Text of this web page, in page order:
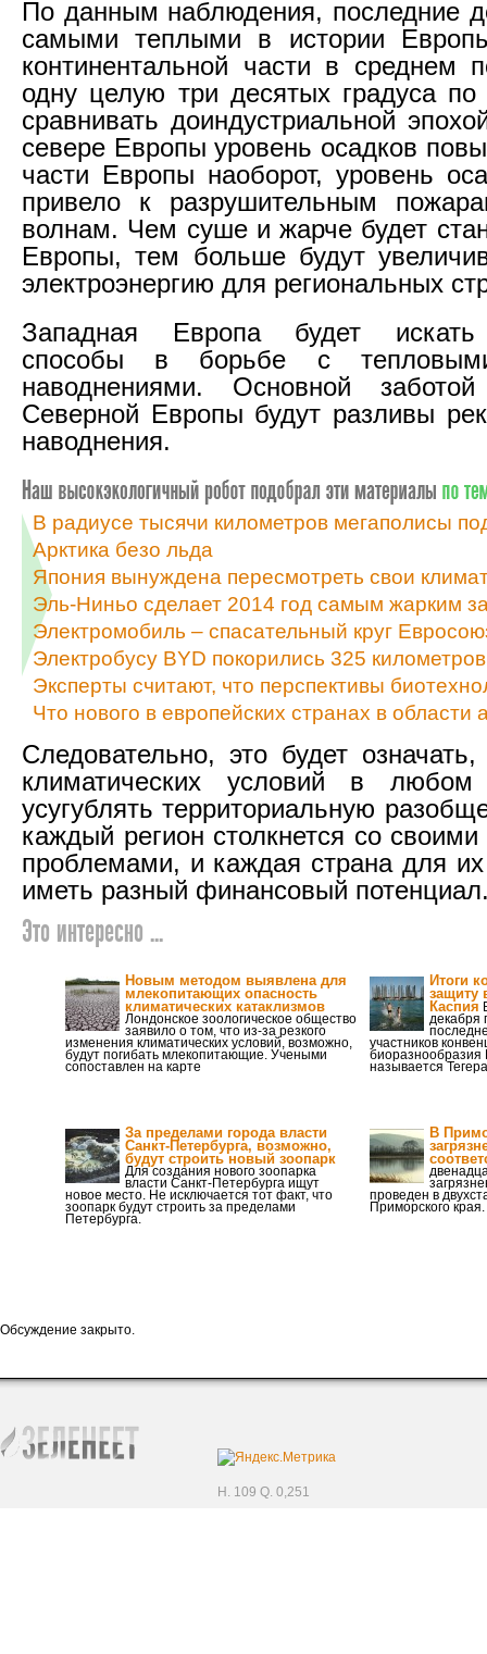
По данным наблюдения, последние
самыми теплыми в истории
континентальной части в среднем
одну целую три десятых градуса
сравнивать доиндустриальной
севере Европы уровень осадков
части Европы наоборот, уровень
привело к разрушительным
волнам. Чем суше и жарче будет
Европы, тем больше будут
электроэнергию для региональных
Западная Европа будет искать
способы в борьбе с
наводнениями. Основной
Северной Европы будут разливы
наводнения.
В радиусе тысячи километров мегаполисы
Арктика безо льда
Япония вынуждена пересмотреть свои
Эль-Ниньо сделает 2014 год самым жарким
Электромобиль – спасательный круг
Электробусу BYD покорились 325
Эксперты считают, что перспективы
Что нового в европейских странах в области
Следовательно, это будет
климатических условий в любом
усугублять территориальную
каждый регион столкнется со
проблемами, и каждая страна для
иметь разный финансовый
Это интересно ...
Новым методом выявлена для
млекопитающих опасность
климатических катаклизмов
Лондонское зоологическое общество
заявило о том, что из-за резкого
изменения климатических условий, возможно,
будут погибать млекопитающие. Учеными
сопоставлен на карте
Итоги
защиту
Каспия
декабря
участников
биоразнообразия
называется
За пределами города власти
Санкт-Петербурга, возможно,
будут строить новый зоопарк
Для создания нового зоопарка
власти Санкт-Петербурга ищут
новое место. Не исключается тот факт, что
зоопарк будут строить за пределами
Петербурга.
В
проведен в
Приморского
Обсуждение закрыто.
H. 109 Q. 0,251